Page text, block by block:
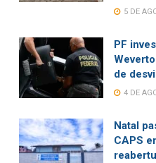
5 DE
PF
de
4 DE
Natal
CAPS